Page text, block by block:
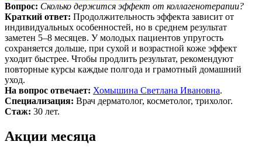
Вопрос: Сколько держится эффект от коллагенотерапии?
Краткий ответ: Продолжительность эффекта зависит от
индивидуальных особенностей, но в среднем результат
заметен 5–8 месяцев. У молодых пациентов упругость
сохраняется дольше, при сухой и возрастной коже эффект
уходит быстрее. Чтобы продлить результат, рекомендуют
повторные курсы каждые полгода и грамотный домашний
уход.
На вопрос отвечает: Хомышина Светлана Ивановна.
Специализация: Врач дерматолог, косметолог, трихолог.
Стаж: 30 лет.
Акции месяца